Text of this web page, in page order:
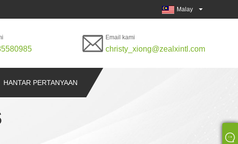
Malay
Email kami
christy_xiong@zealxintl.com
HANTAR PERTANYAAN